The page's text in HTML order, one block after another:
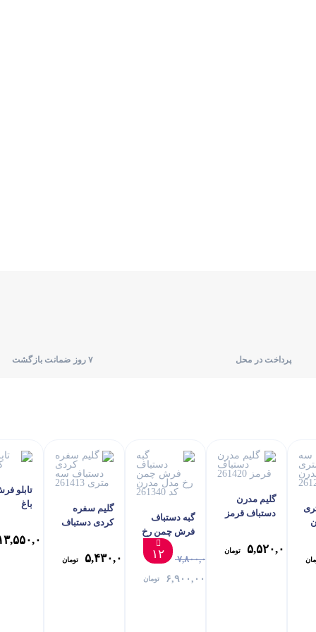
پرداخت در محل ۷ روز ضمانت بازگشت
گلیم مدرن
دستباف قرمز
۵,۵۲۰,۰۰۰ تومان
گبه دستباف
فرش چمن رخ
مدل مدرن کد
261340
۷,۸۰۰,۰۰۰
۶,۹۰۰,۰۰۰
تومان
۱۲
گلیم سفره
کردی دستباف
۵,۴۳۰,۰۰۰ تومان
تابلو
باغ